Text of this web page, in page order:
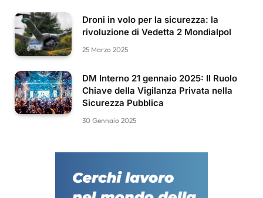
Droni in volo per la sicurezza: la
rivoluzione di Vedetta 2 Mondialpol
25 Marzo 2025
DM Interno 21 gennaio 2025: Il Ruolo
Chiave della Vigilanza Privata nella
Sicurezza Pubblica
30 Gennaio 2025